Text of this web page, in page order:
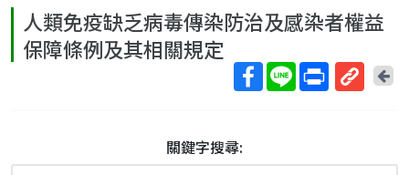
人類免疫缺乏病毒傳染防治及感染者權益
保障條例及其相關規定
網
回
關鍵字搜尋: